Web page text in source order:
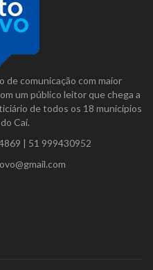
de comunicação com maior
um público leitor que chega a
de todos os 18 municípios
Caí.
| 51 999430952